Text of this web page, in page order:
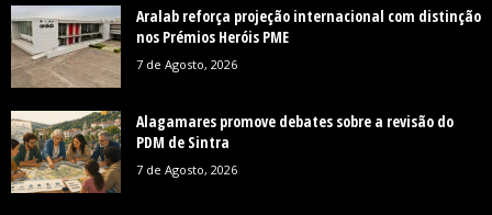
Aralab reforça projeção internacional com distinção
nos Prémios Heróis PME
7 de Agosto, 2026
Alagamares promove debates sobre a revisão do
PDM de Sintra
7 de Agosto, 2026